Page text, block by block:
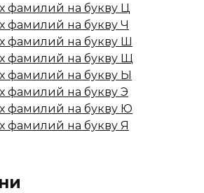
фамилий на букву Ц
фамилий на букву Ч
фамилий на букву Ш
фамилий на букву Щ
фамилий на букву Ы
фамилий на букву Э
фамилий на букву Ю
фамилий на букву Я